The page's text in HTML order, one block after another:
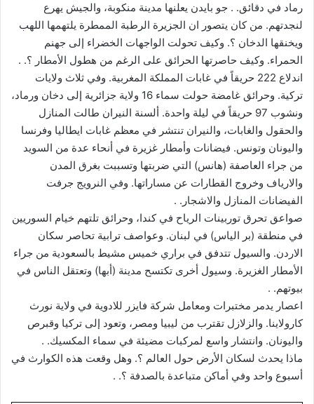
رماد في دقائق. . جو بايدن يعلنها مدينة منكوبة، والجيش يهرع
لنجدتهم. من كان يتصور ان الجزيرة الرطبة الممطرة يلتهمها اللهب
ويخنقها الدخان ؟. وكيف تحولت الواجهات الخضراء إلى جهنم
الحمراء. وكيف حاصرتها الحرائق على الرغم من هطول الأمطار ؟. .
اندلاع 222 حريقاً في غابات المملكة المغربية. وفي ثلاث ولايات
تركية. وحرائق غامضة حولت سماء 16 ولاية جزائرية إلى دخان ورماد،
ونشوب 97 حريقاً في ليلة واحدة. ألسنة النيران طالت المنازل
والحقول والغابات، والنيران تنتشر في معظم غابات ايطاليا وفرنسا
واليونان وتونس. فيضانات وأمطار غزيرة في أنحاء عدة من السويد
من جراء العاصفة (هانس) التي ضربتها وتسببت بغرق المدن
والارياف وخروج القطارات عن مساراتها. وفي النرويج جرفت
الفيضانات المنازل والاشجار. .
صواعق تحرق توربينات الرياح في كندا، وحرائق تلتهم خيام السوريين
في منطقة (بر الياس) في لبنان. وعواصف ترابية تحاصر سكان
الاردن. والسيول تتدفق في براري خميس مشيط بالسعودية من جراء
الأمطار الغزيرة. وسيول أخرى تكتسح مدينة (أبها) وتعتقل الناس في
بيوتهم. .
اعصار يدمر مختبرات ومعامل شركة فايزر للادوية في ولاية نورث
كارولاينا. والزلازل تقترب من ليبيا ومصر، وتعود إلى تركيا وقبرص
واليونان. وانتشار واسع لمركبات مضيئة في سماء المكسيك. .
ماذا يحدث لسكان الأرض حول العالم ؟. وهل وقعت هذه الكوارث في
أسبوع واحد وفي أماكن متباعدة بالصدفة ؟. .